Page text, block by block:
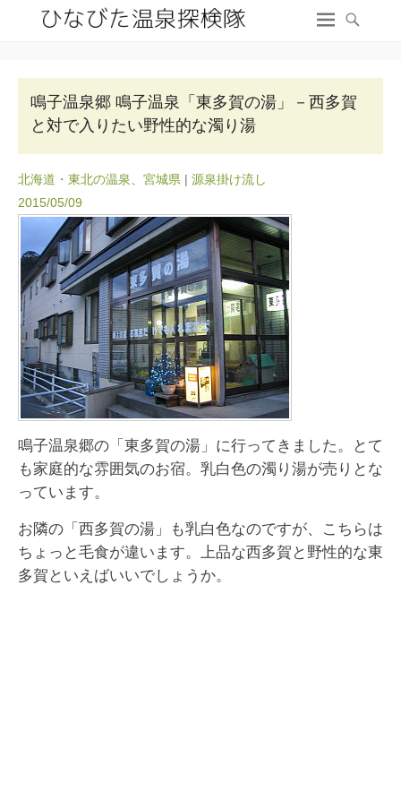
鳴子温泉郷 鳴子温泉「東多賀の湯」－西多賀
と対で入りたい野性的な濁り湯
北海道・東北の温泉 宮城県 | 源泉掛け流し
2015/05/09
鳴子温泉郷の「東多賀の湯」に行ってきました。とて
も家庭的な雰囲気のお宿。乳白色の濁り湯が売りとな
っています。
お隣の「西多賀の湯」も乳白色なのですが、こちらは
ちょっと毛食が違います。上品な西多賀と野性的な東
多賀といえばいいでしょうか。